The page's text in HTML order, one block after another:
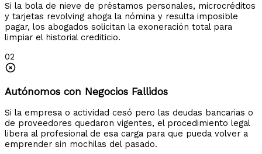
Si la bola de nieve de préstamos personales, microcréditos
y tarjetas revolving ahoga la nómina y resulta imposible
pagar, los abogados solicitan la exoneración total para
limpiar el historial crediticio.
02
Autónomos con Negocios Fallidos
Si la empresa o actividad cesó pero las deudas bancarias o
de proveedores quedaron vigentes, el procedimiento legal
libera al profesional de esa carga para que pueda volver a
emprender sin mochilas del pasado.